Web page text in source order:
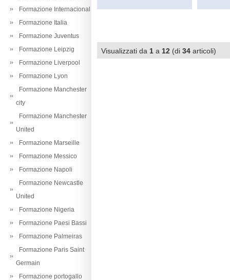
Formazione Internacional
Formazione Italia
Formazione Juventus
Formazione Leipzig
Formazione Liverpool
Formazione Lyon
Formazione Manchester
city
Formazione Manchester
United
Formazione Marseille
Formazione Messico
Formazione Napoli
Formazione Newcastle
United
Formazione Nigeria
Formazione Paesi Bassi
Formazione Palmeiras
Formazione Paris Saint
Germain
Formazione portogallo
Visualizzati da 1 a 12 (di 34 articoli)